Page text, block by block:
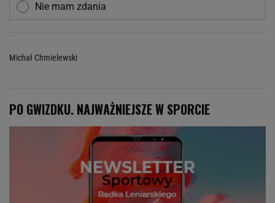
Nie mam zdania
Michał Chmielewski